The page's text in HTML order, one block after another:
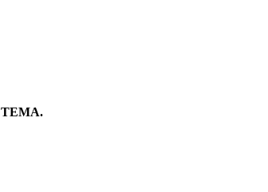
TEMA.